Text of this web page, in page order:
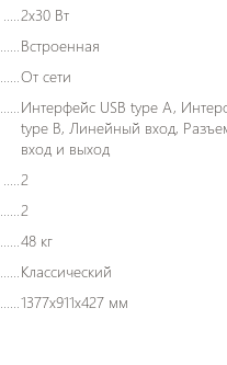
2x30 Вт
Встроенная
От сети
Интерфейс USB type A, Интерфейс USB
type B, Линейный вход,
вход и выход
2
2
48 кг
Классический
1377x911x427 мм